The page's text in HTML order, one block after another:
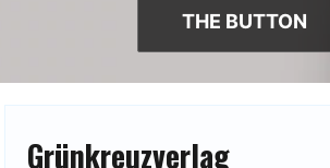
THE BUTTON
Grünkreuzverlag